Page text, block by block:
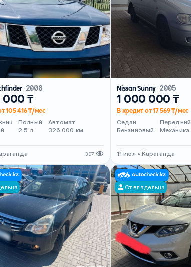
2008
000 ₸
105 416 ₸/мес
Полный
2.5 л
Автомат
326 000 км
307
Nissan Sunny 2005
1 000 000 ₸
В кредит от 17 569 ₸/мес
Седан
Бензиновый
Передний
Механика
11 июл • Караганда
От владельца